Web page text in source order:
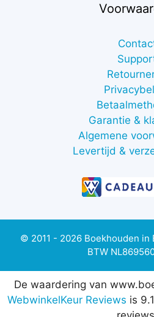
Garantie &
Algemene
Levertijd &
© 2011 - 2026 Boekhouden in
BTW
De waardering van
WebwinkelKeur Reviews is